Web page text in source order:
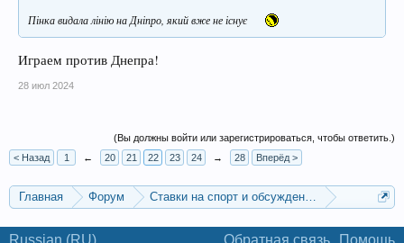
Пінка видала лінію на Дніпро, який вже не існує
Играем против Днепра!
28 июл 2024
(Вы должны войти или зарегистрироваться, чтобы ответить.)
< Назад
1 ← 20 21 22 23 24 → 28 Вперёд >
Главная Форум
Ставки на спорт и обсуждение спортивных
Russian (RU) Обратная связь Помощь